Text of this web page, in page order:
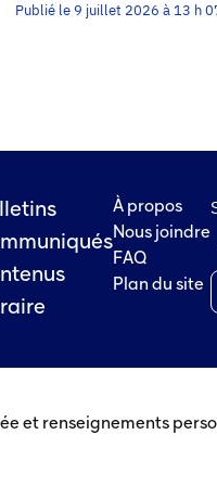
Publié le 9 juillet 2026 à 13 h
À propos
Nous joindre
FAQ
Plan du site
et renseignements